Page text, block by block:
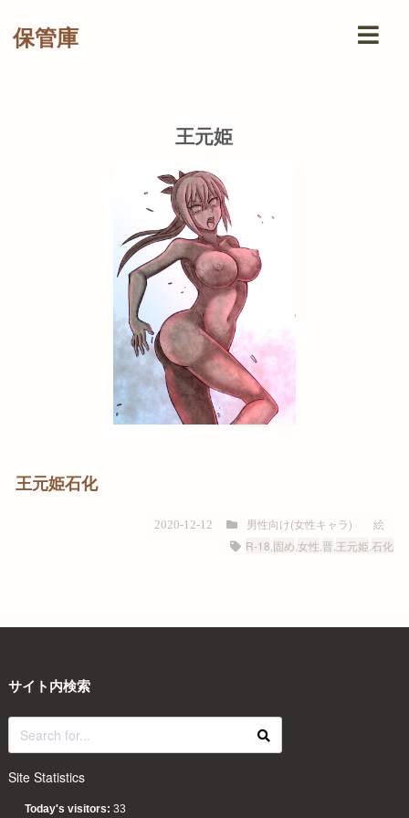
保管庫
王元姫
王元姫石化
2020-12-12 男性向け(女性キャラ)
絵
R-18 固め ,女性 ,晋 王元姫 ,石化
サイト内検索
Site Statistics
Today's visitors: 33